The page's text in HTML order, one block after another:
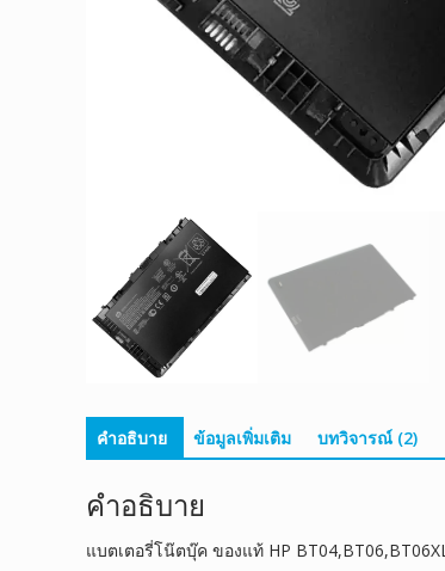
คำอธิบาย ข้อมูลเพิ่มเติม บทวิจารณ์ (2)
คำอธิบาย
แบตเตอรี่โน๊ตบุ๊ค ของแท้ HP BT04,BT06,BT06XL